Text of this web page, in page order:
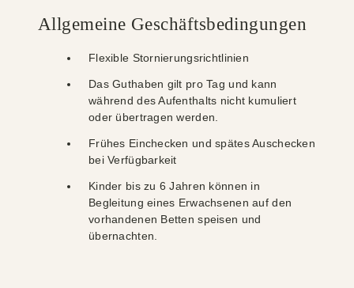
Allgemeine Geschäftsbedingungen
Flexible Stornierungsrichtlinien
Das Guthaben gilt pro Tag und kann
während des Aufenthalts nicht kumuliert
oder übertragen werden.
Frühes Einchecken und spätes Auschecken
bei Verfügbarkeit
Kinder bis zu 6 Jahren können in
Begleitung eines Erwachsenen auf den
vorhandenen Betten speisen und
übernachten.